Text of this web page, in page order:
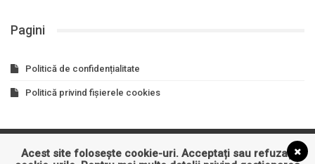
Pagini
Politică de confidențialitate
Politică privind fișierele cookies
Asigurari Auto Business Constructii Cultura
Acest site folosește cookie-uri. Acceptați sau refuzați